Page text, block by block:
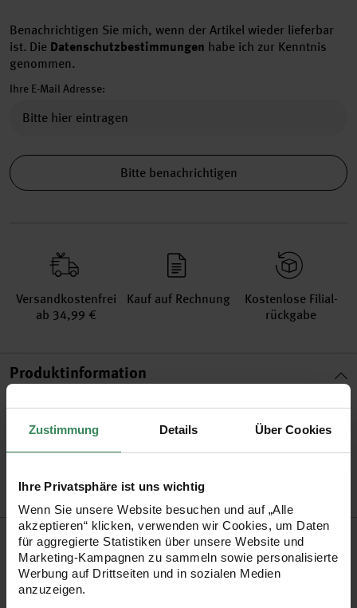
Zustimmung Details Über Cookies
Ihre Privatsphäre ist uns wichtig
Wenn Sie unsere Website besuchen und auf „Alle
akzeptieren“ klicken, verwenden wir Cookies, um Daten
für aggregierte Statistiken über unsere Website und
Marketing-Kampagnen zu sammeln sowie personalisierte
Werbung auf Drittseiten und in sozialen Medien
anzuzeigen.
Benachrichtigen Sie mich, wenn der Artikel wieder lieferbar
ist. Die Datenschutzbestimmungen habe ich zur Kenntnis
genommen.
Ihre E-Mail Adresse:
Bitte benachrichtigen
Versand­kosten­frei
ab 34,99 €
Kauf auf Rechnung
Kosten­lose Filial­
rückgabe
Produktinformation
Stiftspitze Keilspitze
Artikel-Nr.3043618
Produktbeschreibung
Die Frixion Light Natural Textmarker eignen sich natürlich
bestens zum Unterschreichen und Markieren von